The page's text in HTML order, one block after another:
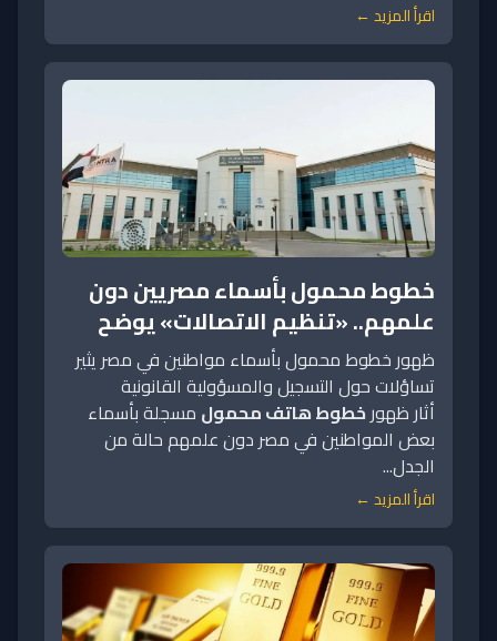
اقرأ المزيد ←
خطوط محمول بأسماء مصريين دون
علمهم.. «تنظيم الاتصالات» يوضح
ظهور خطوط محمول بأسماء مواطنين في مصر يثير
تساؤلات حول التسجيل والمسؤولية القانونية
أثار ظهورخطوط هاتف محمول مسجلة بأسماء
بعض المواطنين في مصر دون علمهم حالة من
الجدل...
اقرأ المزيد ←